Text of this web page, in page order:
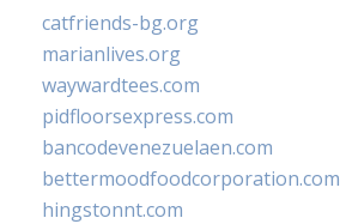
catfriends-bg.org
marianlives.org
waywardtees.com
pidfloorsexpress.com
bancodevenezuelaen.com
bettermoodfoodcorporation.com
hingstonnt.com